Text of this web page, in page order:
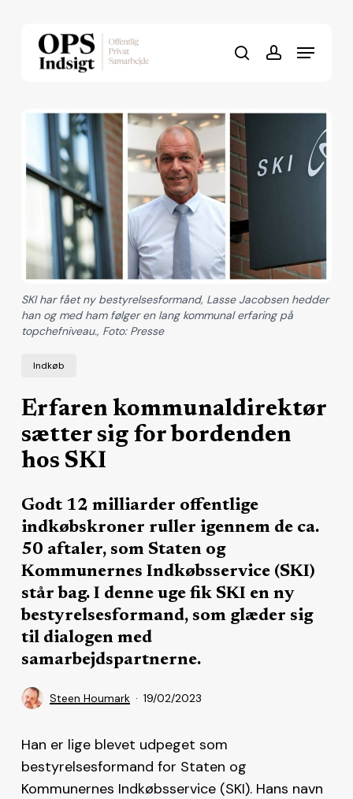
searchaccount
Menu
Indkøb
Erfaren kommunaldirektør
sætter sig for bordenden
hos SKI
Godt 12 milliarder offentlige
indkøbskroner ruller igennem de ca.
50 aftaler, som Staten og
Kommunernes Indkøbsservice (SKI)
står bag. I denne uge fik SKI en ny
bestyrelsesformand, som glæder sig
til dialogen med
samarbejdspartnerne.
Steen Houmark 19/02/2023
SKI har fået ny bestyrelsesformand, Lasse Jacobsen hedder
han og med ham følger en lang kommunal erfaring på
topchefniveau., Foto: Presse
Han er lige blevet udpeget som
bestyrelsesformand for Staten og
Kommunernes Indkøbsservice (SKI). Hans navn
Close